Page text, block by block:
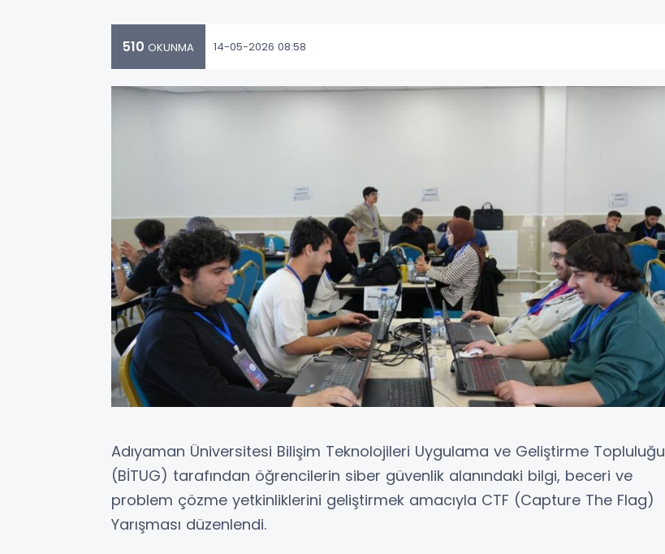
510 OKUNMA 14-05-2026 08:58
Adıyaman Üniversitesi Bilişim Teknolojileri Uygulama ve Geliştirme Topluluğu
(BİTUG) tarafından öğrencilerin siber güvenlik alanındaki bilgi, beceri ve
problem çözme yetkinliklerini geliştirmek amacıyla CTF (Capture The Flag)
Yarışması düzenlendi.